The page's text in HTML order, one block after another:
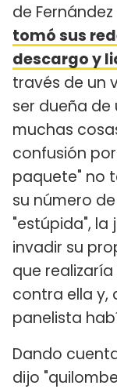
de
tomó sus
descargo y
través de un
ser dueña de
muchas
confusión
paquete" no
su número
"estúpida", la
invadir su
que
contra ella y,
panelista
Dando
dijo